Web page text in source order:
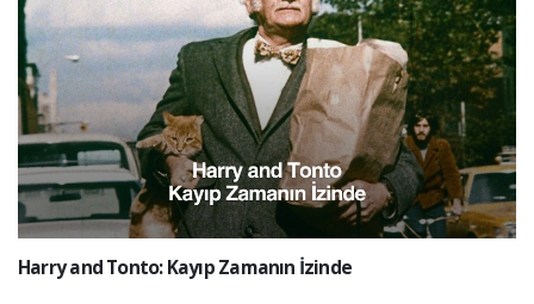
Harry and Tonto: Kayıp Zamanın İzinde